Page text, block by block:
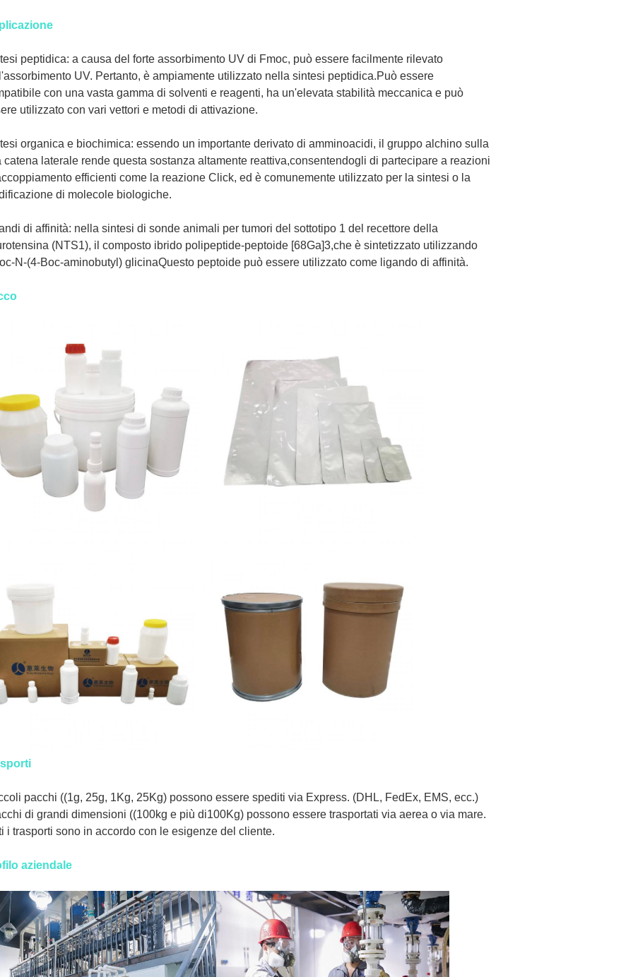
peptidica: a causa del forte assorbimento UV di Fmoc, può essere facilmente rilevato
UV. Pertanto, è ampiamente utilizzato nella sintesi peptidica.Può essere
con una vasta gamma di solventi e reagenti, ha un'elevata stabilità meccanica e può
utilizzato con vari vettori e metodi di attivazione.
organica e biochimica: essendo un importante derivato di amminoacidi, il gruppo alchino sulla
catena laterale rende questa sostanza altamente reattiva,consentendogli di partecipare a reazioni
efficienti come la reazione Click, ed è comunemente utilizzato per la sintesi o la
di molecole biologiche.
di affinità: nella sintesi di sonde animali per tumori del sottotipo 1 del recettore della
(NTS1), il composto ibrido polipeptide-peptoide [68Ga]3,che è sintetizzato utilizzando
N-(4-Boc-aminobutyl) glicinaQuesto peptoide può essere utilizzato come ligando di affinità.
pacchi ((1g, 25g, 1Kg, 25Kg) possono essere spediti via Express. (DHL, FedEx, EMS, ecc.)
di grandi dimensioni ((100kg e più di100Kg) possono essere trasportati via aerea o via mare.
i trasporti sono in accordo con le esigenze del cliente.
aziendale